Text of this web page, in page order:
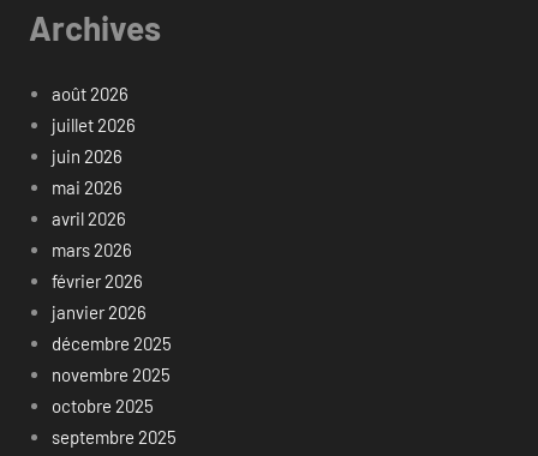
Archives
août 2026
juillet 2026
juin 2026
mai 2026
avril 2026
mars 2026
février 2026
janvier 2026
décembre 2025
novembre 2025
octobre 2025
septembre 2025